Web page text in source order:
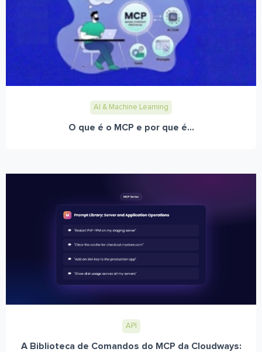
AI & Machine Learning
O que é o MCP e por que é...
API
A Biblioteca de Comandos do MCP da Cloudways: